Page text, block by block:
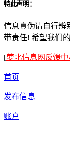
特此声明：
信息真伪请自行辨
带责任! 希望我们
[萝北信息网反馈中
首页
发布信息
账户